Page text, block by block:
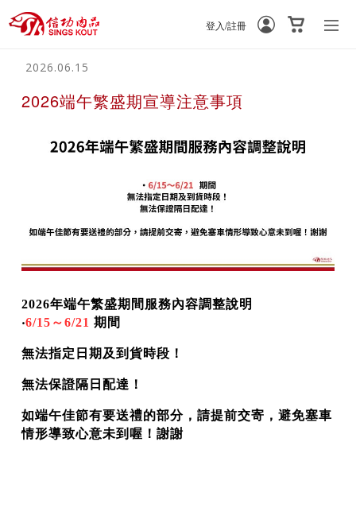
登入/註冊
2026.06.15
2026端午繁盛期宣導注意事項
2026年端午繁盛期間服務內容調整說明
‧6/15～6/21 期間
無法指定日期及到貨時段！
無法保證隔日配達！
如端午佳節有要送禮的部分，請提前交寄，避免塞車
情形導致心意未到喔！謝謝